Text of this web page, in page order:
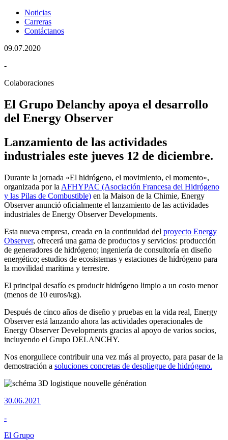
Noticias
Carreras
Contáctanos
09.07.2020
-
Colaboraciones
El Grupo Delanchy apoya el desarrollo
del Energy Observer
Lanzamiento de las actividades
industriales este jueves 12 de diciembre.
Durante la jornada «El hidrógeno, el movimiento, el momento»,
organizada por la AFHYPAC (Asociación Francesa del Hidrógeno
y las Pilas de Combustible) en la Maison de la Chimie, Energy
Observer anunció oficialmente el lanzamiento de las actividades
industriales de Energy Observer Developments.
Esta nueva empresa, creada en la continuidad del proyecto Energy
Observer, ofrecerá una gama de productos y servicios: producción
de generadores de hidrógeno; ingeniería de consultoría en diseño
energético; estudios de ecosistemas y estaciones de hidrógeno para
la movilidad marítima y terrestre.
El principal desafío es producir hidrógeno limpio a un costo menor
(menos de 10 euros/kg).
Después de cinco años de diseño y pruebas en la vida real, Energy
Observer está lanzando ahora las actividades operacionales de
Energy Observer Developments gracias al apoyo de varios socios,
incluyendo el Grupo DELANCHY.
Nos enorgullece contribuir una vez más al proyecto, para pasar de la
demostración a soluciones concretas de despliegue de hidrógeno.
30.06.2021
-
El Grupo